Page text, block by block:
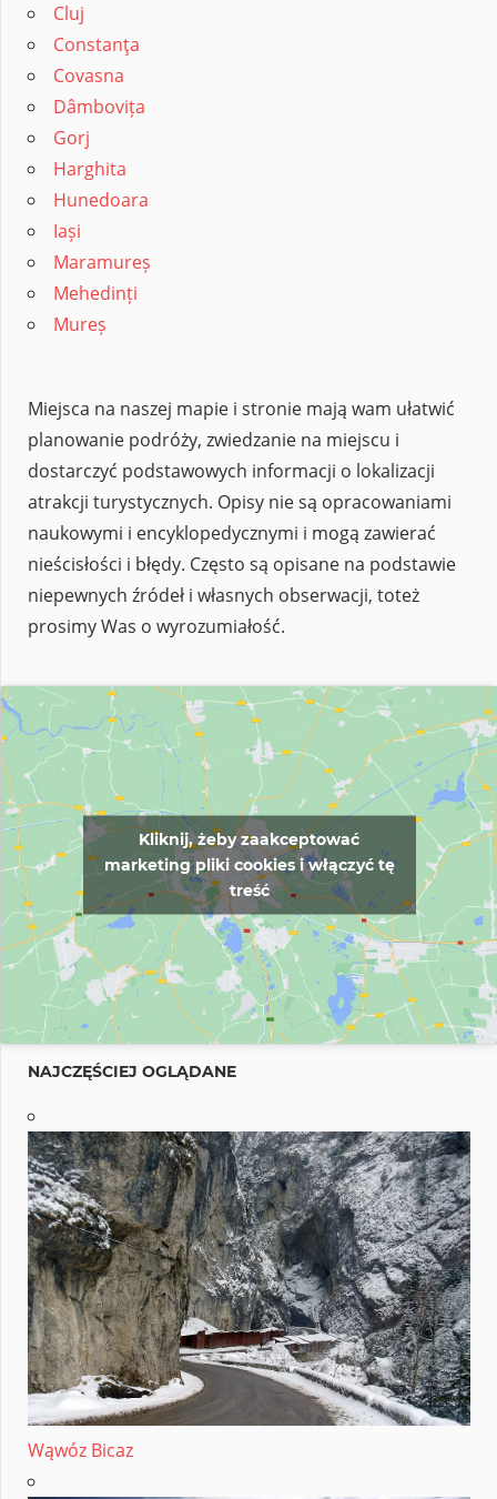
Cluj
Constanţa
Covasna
Dâmbovița
Gorj
Harghita
Hunedoara
Iași
Maramureș
Mehedinți
Mureș
Miejsca na naszej mapie i stronie mają wam ułatwić
planowanie podróży, zwiedzanie na miejscu i
dostarczyć podstawowych informacji o lokalizacji
atrakcji turystycznych. Opisy nie są opracowaniami
naukowymi i encyklopedycznymi i mogą zawierać
nieścisłości i błędy. Często są opisane na podstawie
niepewnych źródeł i własnych obserwacji, toteż
prosimy Was o wyrozumiałość.
Kliknij, żeby zaakceptować
marketing pliki cookies i włączyć tę
treść
NAJCZĘŚCIEJ OGLĄDANE
Wąwóz Bicaz